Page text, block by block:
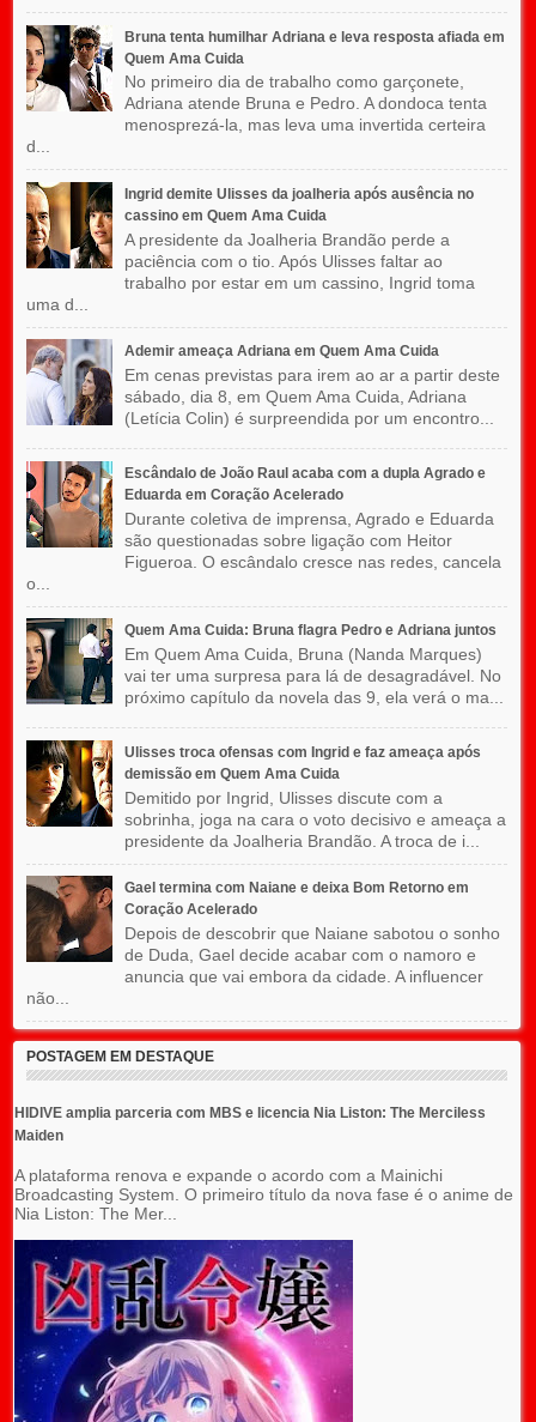
Bruna tenta humilhar Adriana e leva resposta afiada em
Quem Ama Cuida
No primeiro dia de trabalho como garçonete,
Adriana atende Bruna e Pedro. A dondoca tenta
menosprezá-la, mas leva uma invertida certeira
d...
Ingrid demite Ulisses da joalheria após ausência no
cassino em Quem Ama Cuida
A presidente da Joalheria Brandão perde a
paciência com o tio. Após Ulisses faltar ao
trabalho por estar em um cassino, Ingrid toma
uma d...
Ademir ameaça Adriana em Quem Ama Cuida
Em cenas previstas para irem ao ar a partir deste
sábado, dia 8, em Quem Ama Cuida, Adriana
(Letícia Colin) é surpreendida por um encontro...
Escândalo de João Raul acaba com a dupla Agrado e
Eduarda em Coração Acelerado
Durante coletiva de imprensa, Agrado e Eduarda
são questionadas sobre ligação com Heitor
Figueroa. O escândalo cresce nas redes, cancela
o...
Quem Ama Cuida: Bruna flagra Pedro e Adriana juntos
Em Quem Ama Cuida, Bruna (Nanda Marques)
vai ter uma surpresa para lá de desagradável. No
próximo capítulo da novela das 9, ela verá o ma...
Ulisses troca ofensas com Ingrid e faz ameaça após
demissão em Quem Ama Cuida
Demitido por Ingrid, Ulisses discute com a
sobrinha, joga na cara o voto decisivo e ameaça a
presidente da Joalheria Brandão. A troca de i...
Gael termina com Naiane e deixa Bom Retorno em
Coração Acelerado
Depois de descobrir que Naiane sabotou o sonho
de Duda, Gael decide acabar com o namoro e
anuncia que vai embora da cidade. A influencer
não...
POSTAGEM EM DESTAQUE
HIDIVE amplia parceria com MBS e licencia Nia Liston: The Merciless
Maiden
A plataforma renova e expande o acordo com a Mainichi
Broadcasting System. O primeiro título da nova fase é o anime de
Nia Liston: The Mer...